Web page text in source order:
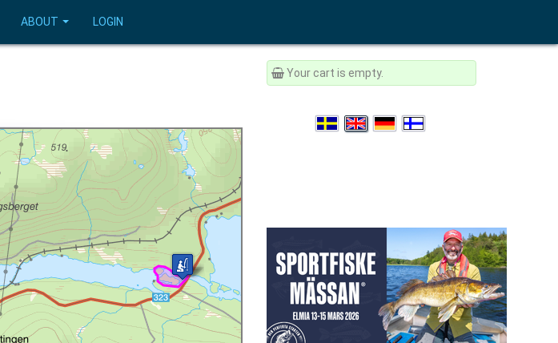
ABOUT LOGIN
Your cart is empty.